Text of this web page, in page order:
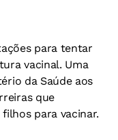
para tentar
vacinal. Uma
da Saúde aos
que
para vacinar.